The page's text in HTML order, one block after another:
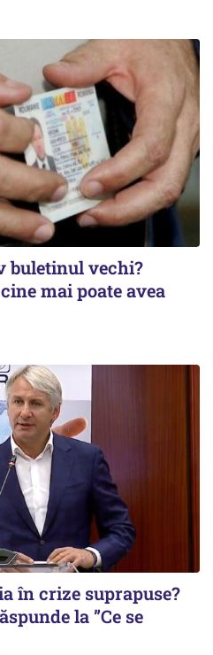
buletinul vechi?
mai poate avea
în crize suprapuse?
la ”Ce se